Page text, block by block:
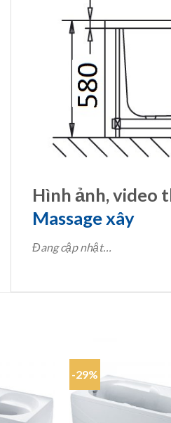
Hình ảnh, video
Massage xây
Đang cập nhật…
-29%